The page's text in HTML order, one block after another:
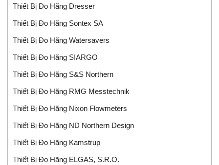
Thiết Bị Đo Hãng Dresser
Thiết Bị Đo Hãng Sontex SA
Thiết Bị Đo Hãng Watersavers
Thiết Bị Đo Hãng SIARGO
Thiết Bị Đo Hãng S&S Northern
Thiết Bị Đo Hãng RMG Messtechnik
Thiết Bị Đo Hãng Nixon Flowmeters
Thiết Bị Đo Hãng ND Northern Design
Thiết Bị Đo Hãng Kamstrup
Thiết Bị Đo Hãng ELGAS, S.r.o.